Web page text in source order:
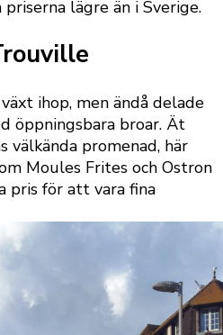
lägre än i Sverige.
ihop, men ändå delade
öppningsbara broar. Ät
promenad, här
Moules Frites och Ostron
pris för att vara fina